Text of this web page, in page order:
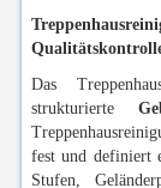
Das
strukturierte
fest und definiert
Stufen,